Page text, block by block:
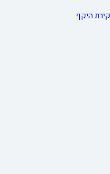
היקף